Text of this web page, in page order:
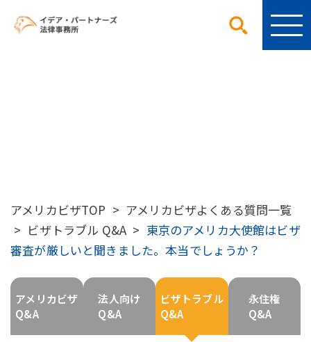
アメリカビザTOP > アメリカビザよくある質問一覧
> ビザトラブル Q&A > 東京のアメリカ大使館はビザ
審査が厳しいと聞きました。本当でしょうか？
アメリカビザ
Q&A
法人向け
Q&A
ビザトラブル
Q&A
永住権
Q&A